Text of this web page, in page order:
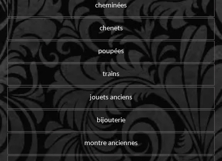
cheminées
chenets
poupées
trains
jouets anciens
bijouterie
montre anciennes